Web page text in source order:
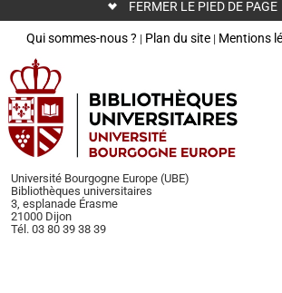
FERMER LE PIED DE PAGE
Qui sommes-nous ? | Plan du site| Mentions
Université Bourgogne Europe (UBE)
Bibliothèques universitaires
3, esplanade Érasme
21000 Dijon
Tél. 03 80 39 38 39